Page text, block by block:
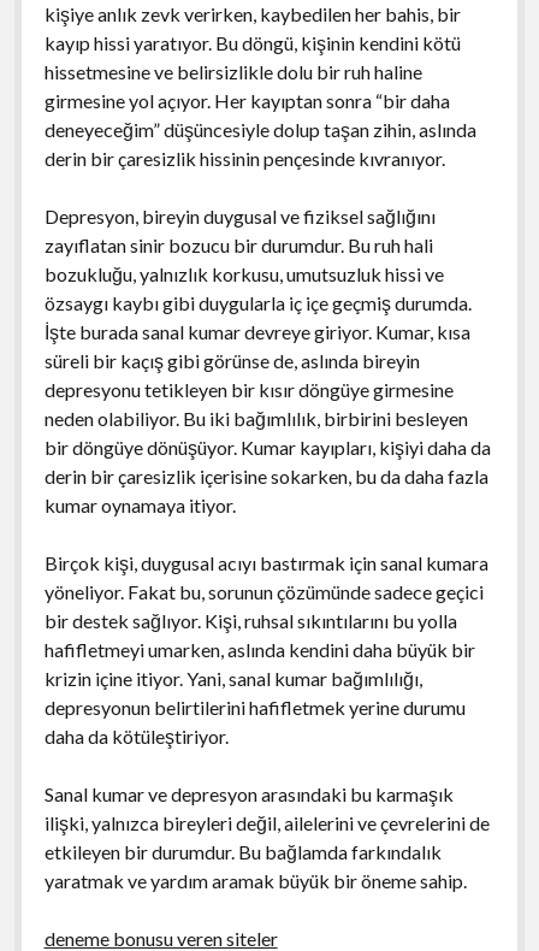
kişiye anlık zevk verirken, kaybedilen her bahis, bir
kayıp hissi yaratıyor. Bu döngü, kişinin kendini kötü
hissetmesine ve belirsizlikle dolu bir ruh haline
girmesine yol açıyor. Her kayıptan sonra “bir daha
deneyeceğim” düşüncesiyle dolup taşan zihin, aslında
derin bir çaresizlik hissinin pençesinde kıvranıyor.
Depresyon, bireyin duygusal ve fiziksel sağlığını
zayıflatan sinir bozucu bir durumdur. Bu ruh hali
bozukluğu, yalnızlık korkusu, umutsuzluk hissi ve
özsaygı kaybı gibi duygularla iç içe geçmiş durumda.
İşte burada sanal kumar devreye giriyor. Kumar, kısa
süreli bir kaçış gibi görünse de, aslında bireyin
depresyonu tetikleyen bir kısır döngüye girmesine
neden olabiliyor. Bu iki bağımlılık, birbirini besleyen
bir döngüye dönüşüyor. Kumar kayıpları, kişiyi daha da
derin bir çaresizlik içerisine sokarken, bu da daha fazla
kumar oynamaya itiyor.
Birçok kişi, duygusal acıyı bastırmak için sanal kumara
yöneliyor. Fakat bu, sorunun çözümünde sadece geçici
bir destek sağlıyor. Kişi, ruhsal sıkıntılarını bu yolla
hafifletmeyi umarken, aslında kendini daha büyük bir
krizin içine itiyor. Yani, sanal kumar bağımlılığı,
depresyonun belirtilerini hafifletmek yerine durumu
daha da kötüleştiriyor.
Sanal kumar ve depresyon arasındaki bu karmaşık
ilişki, yalnızca bireyleri değil, ailelerini ve çevrelerini de
etkileyen bir durumdur. Bu bağlamda farkındalık
yaratmak ve yardım aramak büyük bir öneme sahip.
deneme bonusu veren siteler